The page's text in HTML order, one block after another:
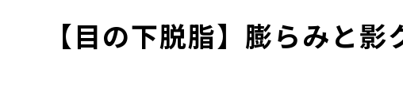
【目の下脱脂】膨らみと